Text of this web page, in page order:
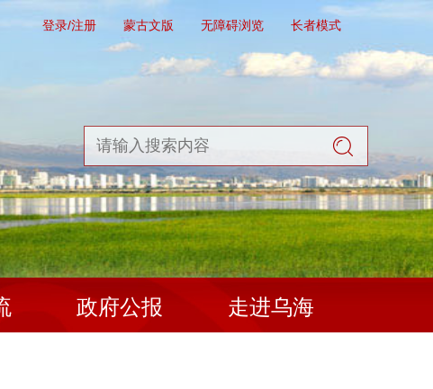
登录/注册 蒙古文版 无障碍浏览 长者模式
政府公报 走进乌海